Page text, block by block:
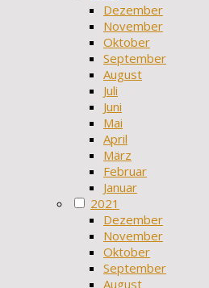
Dezember
November
Oktober
September
August
Juli
Juni
Mai
April
März
Februar
Januar
2021
Dezember
November
Oktober
September
August